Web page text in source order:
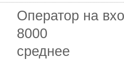
Оператор на
8000
среднее